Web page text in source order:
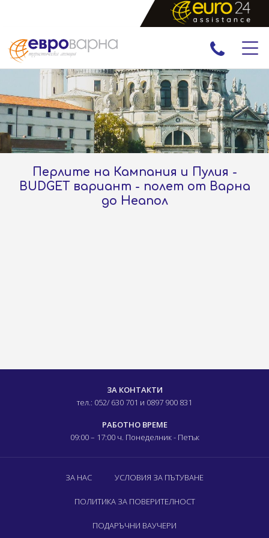
ПРАЗНИЦИ
ЕКСКУРЗИИ И ПОЧИВКИ
РАННИ ЗАПИСВАНИЯ
ЕКЗОТИКА
Перлите на Кампания и Пулия -
BUDGET вариант - полет от Варна
до Неапол
ЗА КОНТАКТИ
тел.: 052/ 630 701 и 0897 900 831
РАБОТНО ВРЕМЕ
09:00 – 17:00 ч. Понеделник - Петък
ЗА НАС УСЛОВИЯ ЗА ПЪТУВАНЕ
ПОЛИТИКА ЗА ПОВЕРИТЕЛНОСТ
ПОДАРЪЧНИ ВАУЧЕРИ